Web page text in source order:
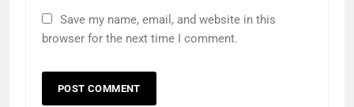
Save my name, email, and website in this
browser for the next time I comment.